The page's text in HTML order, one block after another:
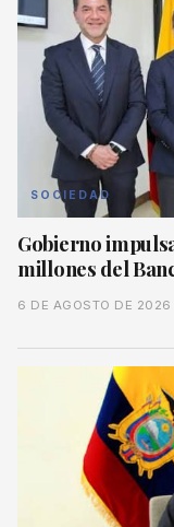
SOCIEDAD
Gobierno
millones del
6 DE AGOSTO DE 2026